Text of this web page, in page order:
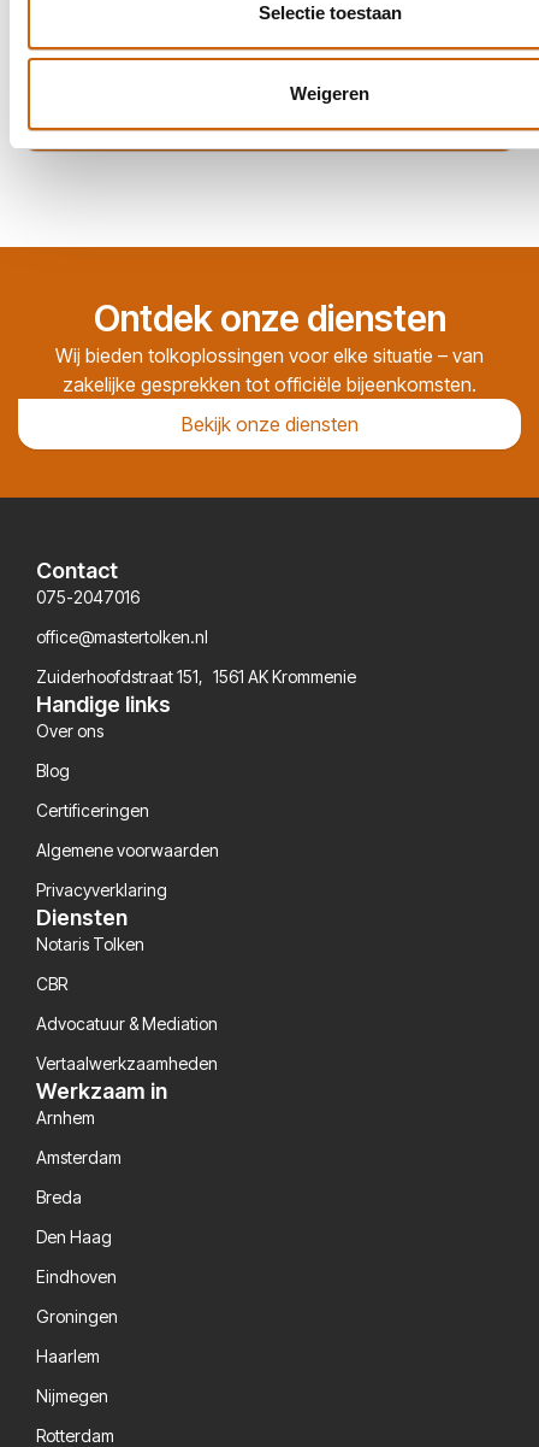
Selectie toestaan
Weigeren
Verzenden
Ontdek onze diensten
Wij bieden tolkoplossingen voor elke situatie – van
zakelijke gesprekken tot officiële bijeenkomsten.
Bekijk onze diensten
Contact
075-2047016
office@mastertolken.nl
Zuiderhoofdstraat 151, 1561 AK Krommenie
Handige links
Over ons
Blog
Certificeringen
Algemene voorwaarden
Privacyverklaring
Diensten
Notaris Tolken
CBR
Advocatuur & Mediation
Vertaalwerkzaamheden
Werkzaam in
Arnhem
Amsterdam
Breda
Den Haag
Eindhoven
Groningen
Haarlem
Nijmegen
Rotterdam